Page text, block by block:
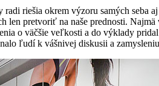
riešia okrem výzoru samých
pretvoriť na naše prednosti.
o väčšie veľkosti a do výklady
ľudí k vášnivej diskusii a